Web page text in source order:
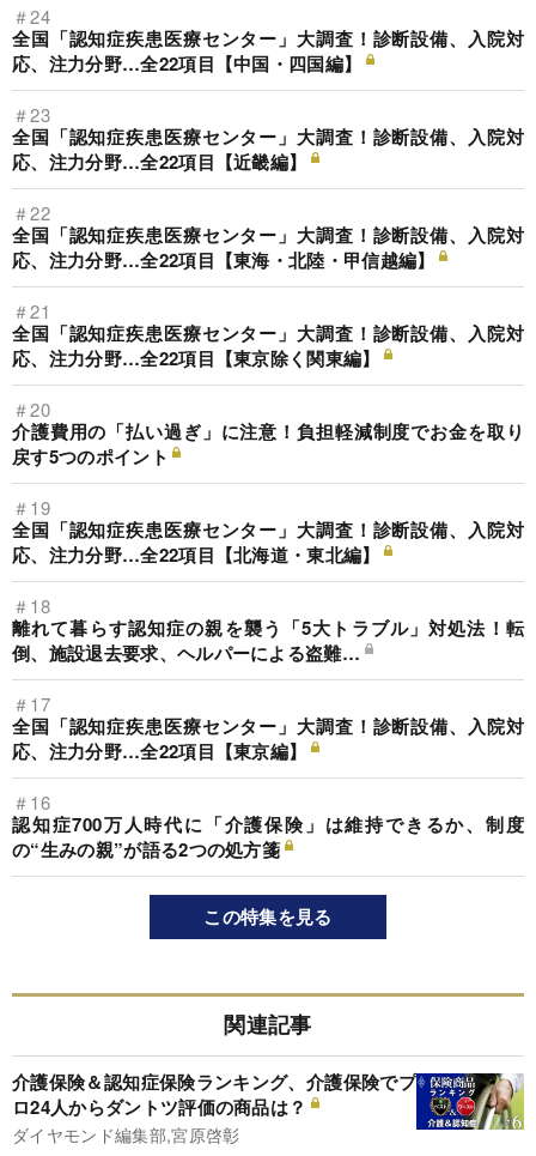
＃24
全国「認知症疾患医療センター」大調査！診断設備、入院対
応、注力分野…全22項目【中国・四国編】
＃23
全国「認知症疾患医療センター」大調査！診断設備、入院対
応、注力分野…全22項目【近畿編】
＃22
全国「認知症疾患医療センター」大調査！診断設備、入院対
応、注力分野…全22項目【東海・北陸・甲信越編】
＃21
全国「認知症疾患医療センター」大調査！診断設備、入院対
応、注力分野…全22項目【東京除く関東編】
＃20
介護費用の「払い過ぎ」に注意！負担軽減制度でお金を取り
戻す5つのポイント
＃19
全国「認知症疾患医療センター」大調査！診断設備、入院対
応、注力分野…全22項目【北海道・東北編】
＃18
離れて暮らす認知症の親を襲う「5大トラブル」対処法！転
倒、施設退去要求、ヘルパーによる盗難…
＃17
全国「認知症疾患医療センター」大調査！診断設備、入院対
応、注力分野…全22項目【東京編】
＃16
認知症700万人時代に「介護保険」は維持できるか、制度
の“生みの親”が語る2つの処方箋
この特集を見る
関連記事
介護保険＆認知症保険ランキング、介護保険でプ
ロ24人からダントツ評価の商品は？
ダイヤモンド編集部,宮原啓彰